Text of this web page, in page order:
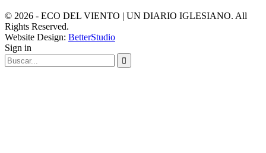
© 2026 - ECO DEL VIENTO | UN DIARIO IGLESIANO. All
Rights Reserved.
Website Design: BetterStudio
Sign in